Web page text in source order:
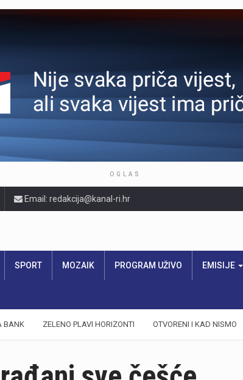
OGLAS
Email: redakcija@kanal-ri.hr
SPORT MOZAIK PROGRAM UŽIVO EMISIJE
BANK ZELENO PLAVI HORIZONTI OTVORENI I KAD NISMO